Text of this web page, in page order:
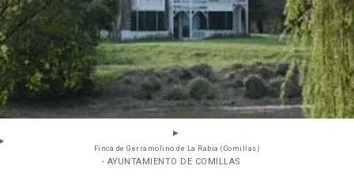
Finca de Gerramolino de La Rabia (Comillas)
- AYUNTAMIENTO DE COMILLAS